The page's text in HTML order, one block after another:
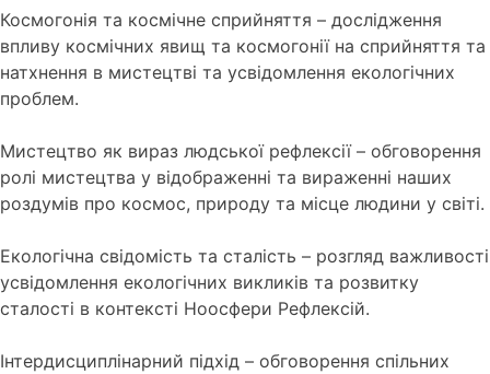
Космогонія та космічне сприйняття – дослідження
впливу космічних явищ та космогонії на сприйняття та
натхнення в мистецтві та усвідомлення екологічних
проблем.
Мистецтво як вираз людської рефлексії – обговорення
ролі мистецтва у відображенні та вираженні наших
роздумів про космос, природу та місце людини у світі.
Екологічна свідомість та сталість – розгляд важливості
усвідомлення екологічних викликів та розвитку
сталості в контексті Ноосфери Рефлексій.
Інтердисциплінарний підхід – обговорення спільних